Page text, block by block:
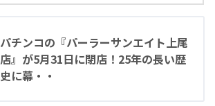
パチンコの『パーラーサンエイト上尾
店』が5月31日に閉店！25年の長い歴
史に幕・・